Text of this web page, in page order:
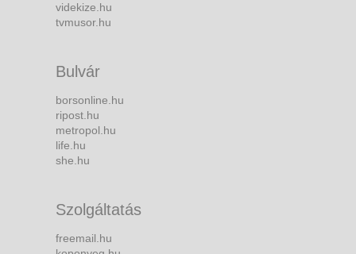
videkize.hu
tvmusor.hu
Bulvár
borsonline.hu
ripost.hu
metropol.hu
life.hu
she.hu
Szolgáltatás
freemail.hu